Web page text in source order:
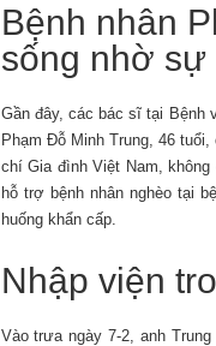
Bệnh nhân
sống nhờ sự
Gần đây, các bác sĩ tại Bệnh
Phạm Đỗ Minh Trung, 46
chí Gia đình Việt Nam,
hỗ trợ bệnh nhân nghèo tại
huống khẩn cấp.
Nhập viện
Vào trưa ngày 7-2, anh